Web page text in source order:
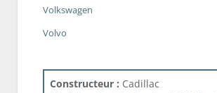
Volkswagen
Volvo
Constructeur : Cadillac